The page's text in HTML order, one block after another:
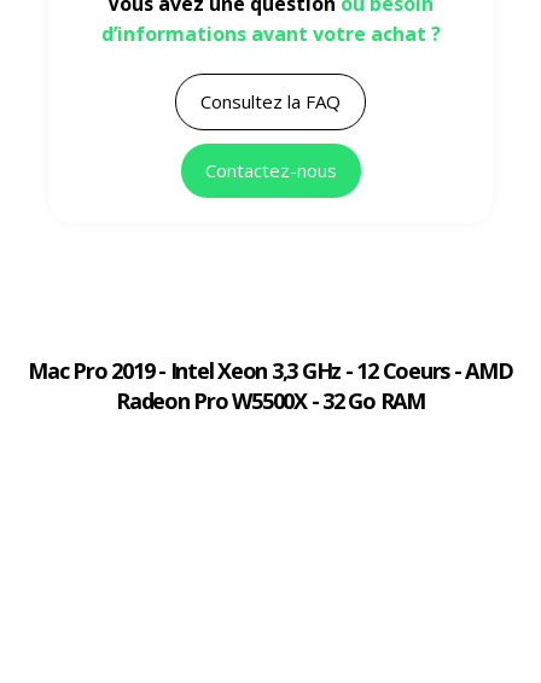
d’informations avant votre achat ?
Consultez la FAQ
Contactez-nous
Mac Pro 2019 - Intel Xeon 3,3 GHz - 12 Coeurs - AMD
Radeon Pro W5500X - 32 Go RAM